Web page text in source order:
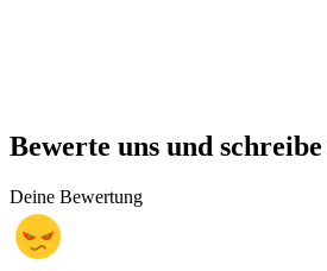
Bewerte uns und
Deine Bewertung